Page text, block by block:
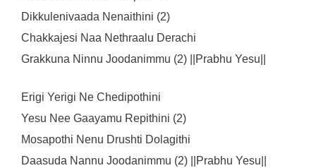
Dikkulenivaada Nenaithini (2)
Chakkajesi Naa Nethraalu Derachi
Grakkuna Ninnu Joodanimmu (2) ||Prabhu Yesu||
Erigi Yerigi Ne Chedipothini
Yesu Nee Gaayamu Repithini (2)
Mosapothi Nenu Drushti Dolagithi
Daasuda Nannu Joodanimmu (2) ||Prabhu Yesu||